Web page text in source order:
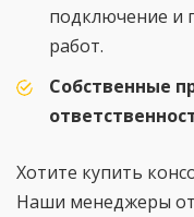
подключение и
работ.
Собственные
Хотите купить
Наши менеджеры